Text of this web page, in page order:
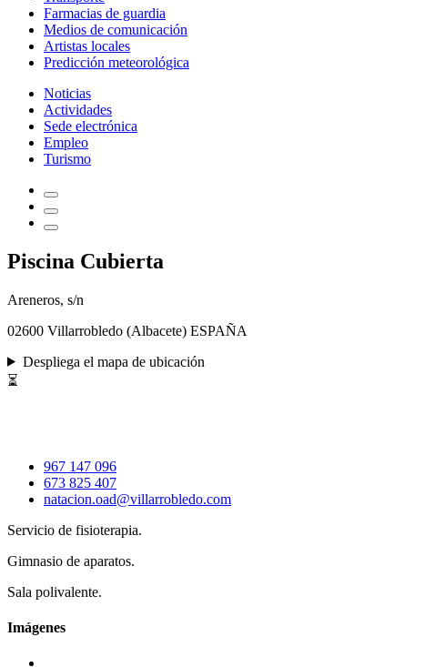
Farmacias de guardia
Medios de comunicación
Artistas locales
Predicción meteorológica
Noticias
Actividades
Sede electrónica
Empleo
Turismo
Piscina Cubierta
Areneros, s/n
02600 Villarrobledo (Albacete) ESPAÑA
Despliega el mapa de ubicación
⏳
967 147 096
673 825 407
natacion.oad@villarrobledo.com
Servicio de fisioterapia.
Gimnasio de aparatos.
Sala polivalente.
Imágenes